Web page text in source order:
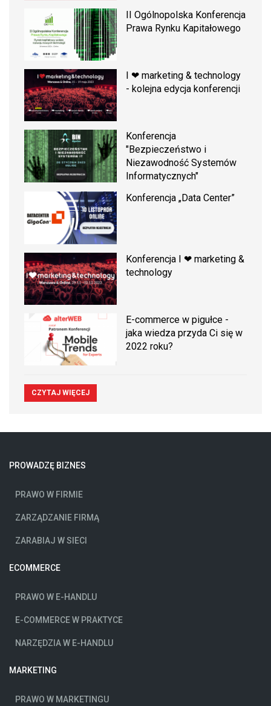
II Ogólnopolska Konferencja
Prawa Rynku Kapitałowego
I ❤ marketing & technology
- kolejna edycja konferencji
Konferencja
"Bezpieczeństwo i
Niezawodność Systemów
Informatycznych"
Konferencja „Data Center”
Konferencja I ❤ marketing &
technology
E-commerce w pigułce -
jaka wiedza przyda Ci się w
2022 roku?
CZYTAJ WIĘCEJ
PROWADZĘ BIZNES
PRAWO W FIRMIE
ZARZĄDZANIE FIRMĄ
ZARABIAJ W SIECI
ECOMMERCE
PRAWO W E-HANDLU
E-COMMERCE W PRAKTYCE
NARZĘDZIA W E-HANDLU
MARKETING
PRAWO W MARKETINGU